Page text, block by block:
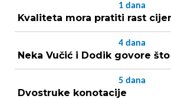
1 dana
Kvaliteta mora pratiti rast
4 dana
Neka Vučić i Dodik govore
5 dana
Dvostruke konotacije